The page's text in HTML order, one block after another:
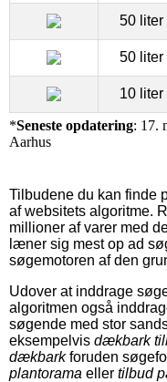
50 liter
50 liter
10 liter
*Seneste opdatering: 17.
Aarhus
Tilbudene du kan finde
af websitets algoritme.
millioner af varer med
læner sig mest op ad
søgemotoren af den
Udover at inddrage
algoritmen også
søgende med stor
eksempelvis dækbark
dækbarkforuden
plantorama eller tilbud